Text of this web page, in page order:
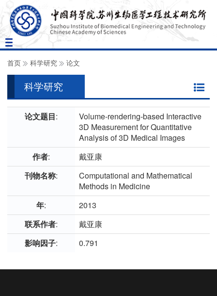
Toggle
navigation
首页 科学研究 论文
科学研究
论文题目:
Volume-rendering-based Interactive
3D Measurement for Quantitative
Analysis of 3D Medical Images
作者:
戴亚康
刊物名称:
Computational and Mathematical
Methods in Medicine
年:
2013
联系作者:
戴亚康
影响因子: 0.791